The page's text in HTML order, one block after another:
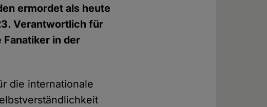
ermordet als heute
Verantwortlich für
in der
die internationale